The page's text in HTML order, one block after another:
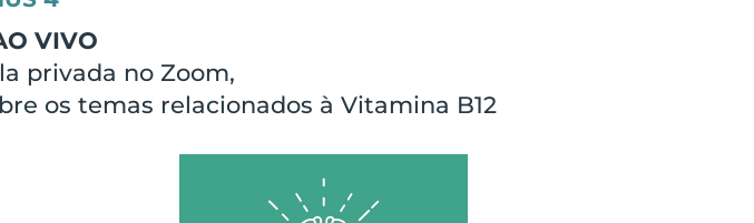
VIVO
privada no Zoom,
os temas relacionados à Vitamina B12